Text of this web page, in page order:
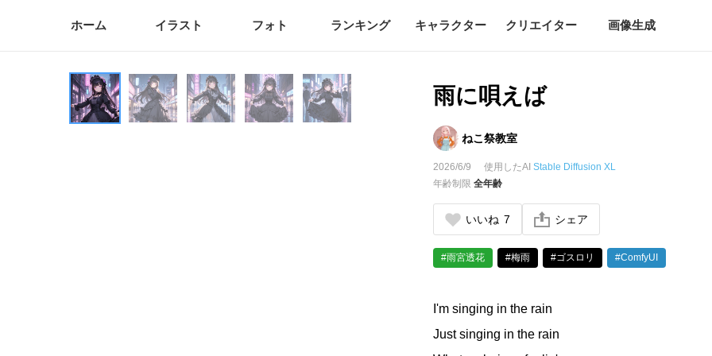
ホーム イラスト フォト ランキング キャラクター クリエイター 画像生成
雨に唄えば
ねこ祭教室
2026/6/9 使用したAIStable Diffusion XL
年齢制限全年齢
いいね 7 シェア
#雨宮透花 #梅雨 #ゴスロリ #ComfyUI
I'm singing in the rain
Just singing in the rain